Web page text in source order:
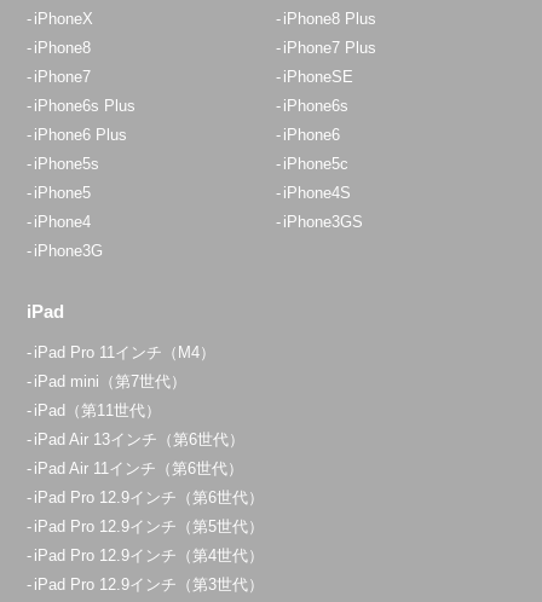
iPhoneX
iPhone8 Plus
iPhone8
iPhone7 Plus
iPhone7
iPhoneSE
iPhone6s Plus
iPhone6s
iPhone6 Plus
iPhone6
iPhone5s
iPhone5c
iPhone5
iPhone4S
iPhone4
iPhone3GS
iPhone3G
iPad
iPad Pro 11インチ（M4）
iPad mini（第7世代）
iPad（第11世代）
iPad Air 13インチ（第6世代）
iPad Air 11インチ（第6世代）
iPad Pro 12.9インチ（第6世代）
iPad Pro 12.9インチ（第5世代）
iPad Pro 12.9インチ（第4世代）
iPad Pro 12.9インチ（第3世代）